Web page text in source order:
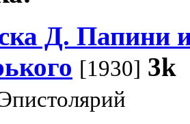
Д. Папини
[1930] 3k